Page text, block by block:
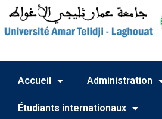
Accueil Administration
Étudiants internationaux